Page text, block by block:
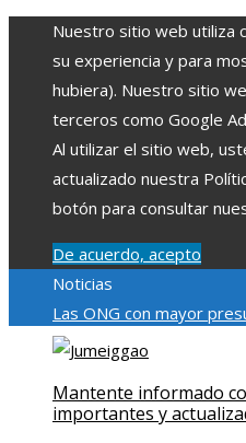
Nuestro sitio web utiliza
su experiencia y para
hubiera). Nuestro sitio
terceros como Google
Al utilizar el sitio web,
actualizado nuestra
botón para consultar
De acuerdo, acepto
Noticias
Las ONG con mayor
educaciónImpacto
impacto en la regulación
desarrollo social y
Mantente informado
importantes y